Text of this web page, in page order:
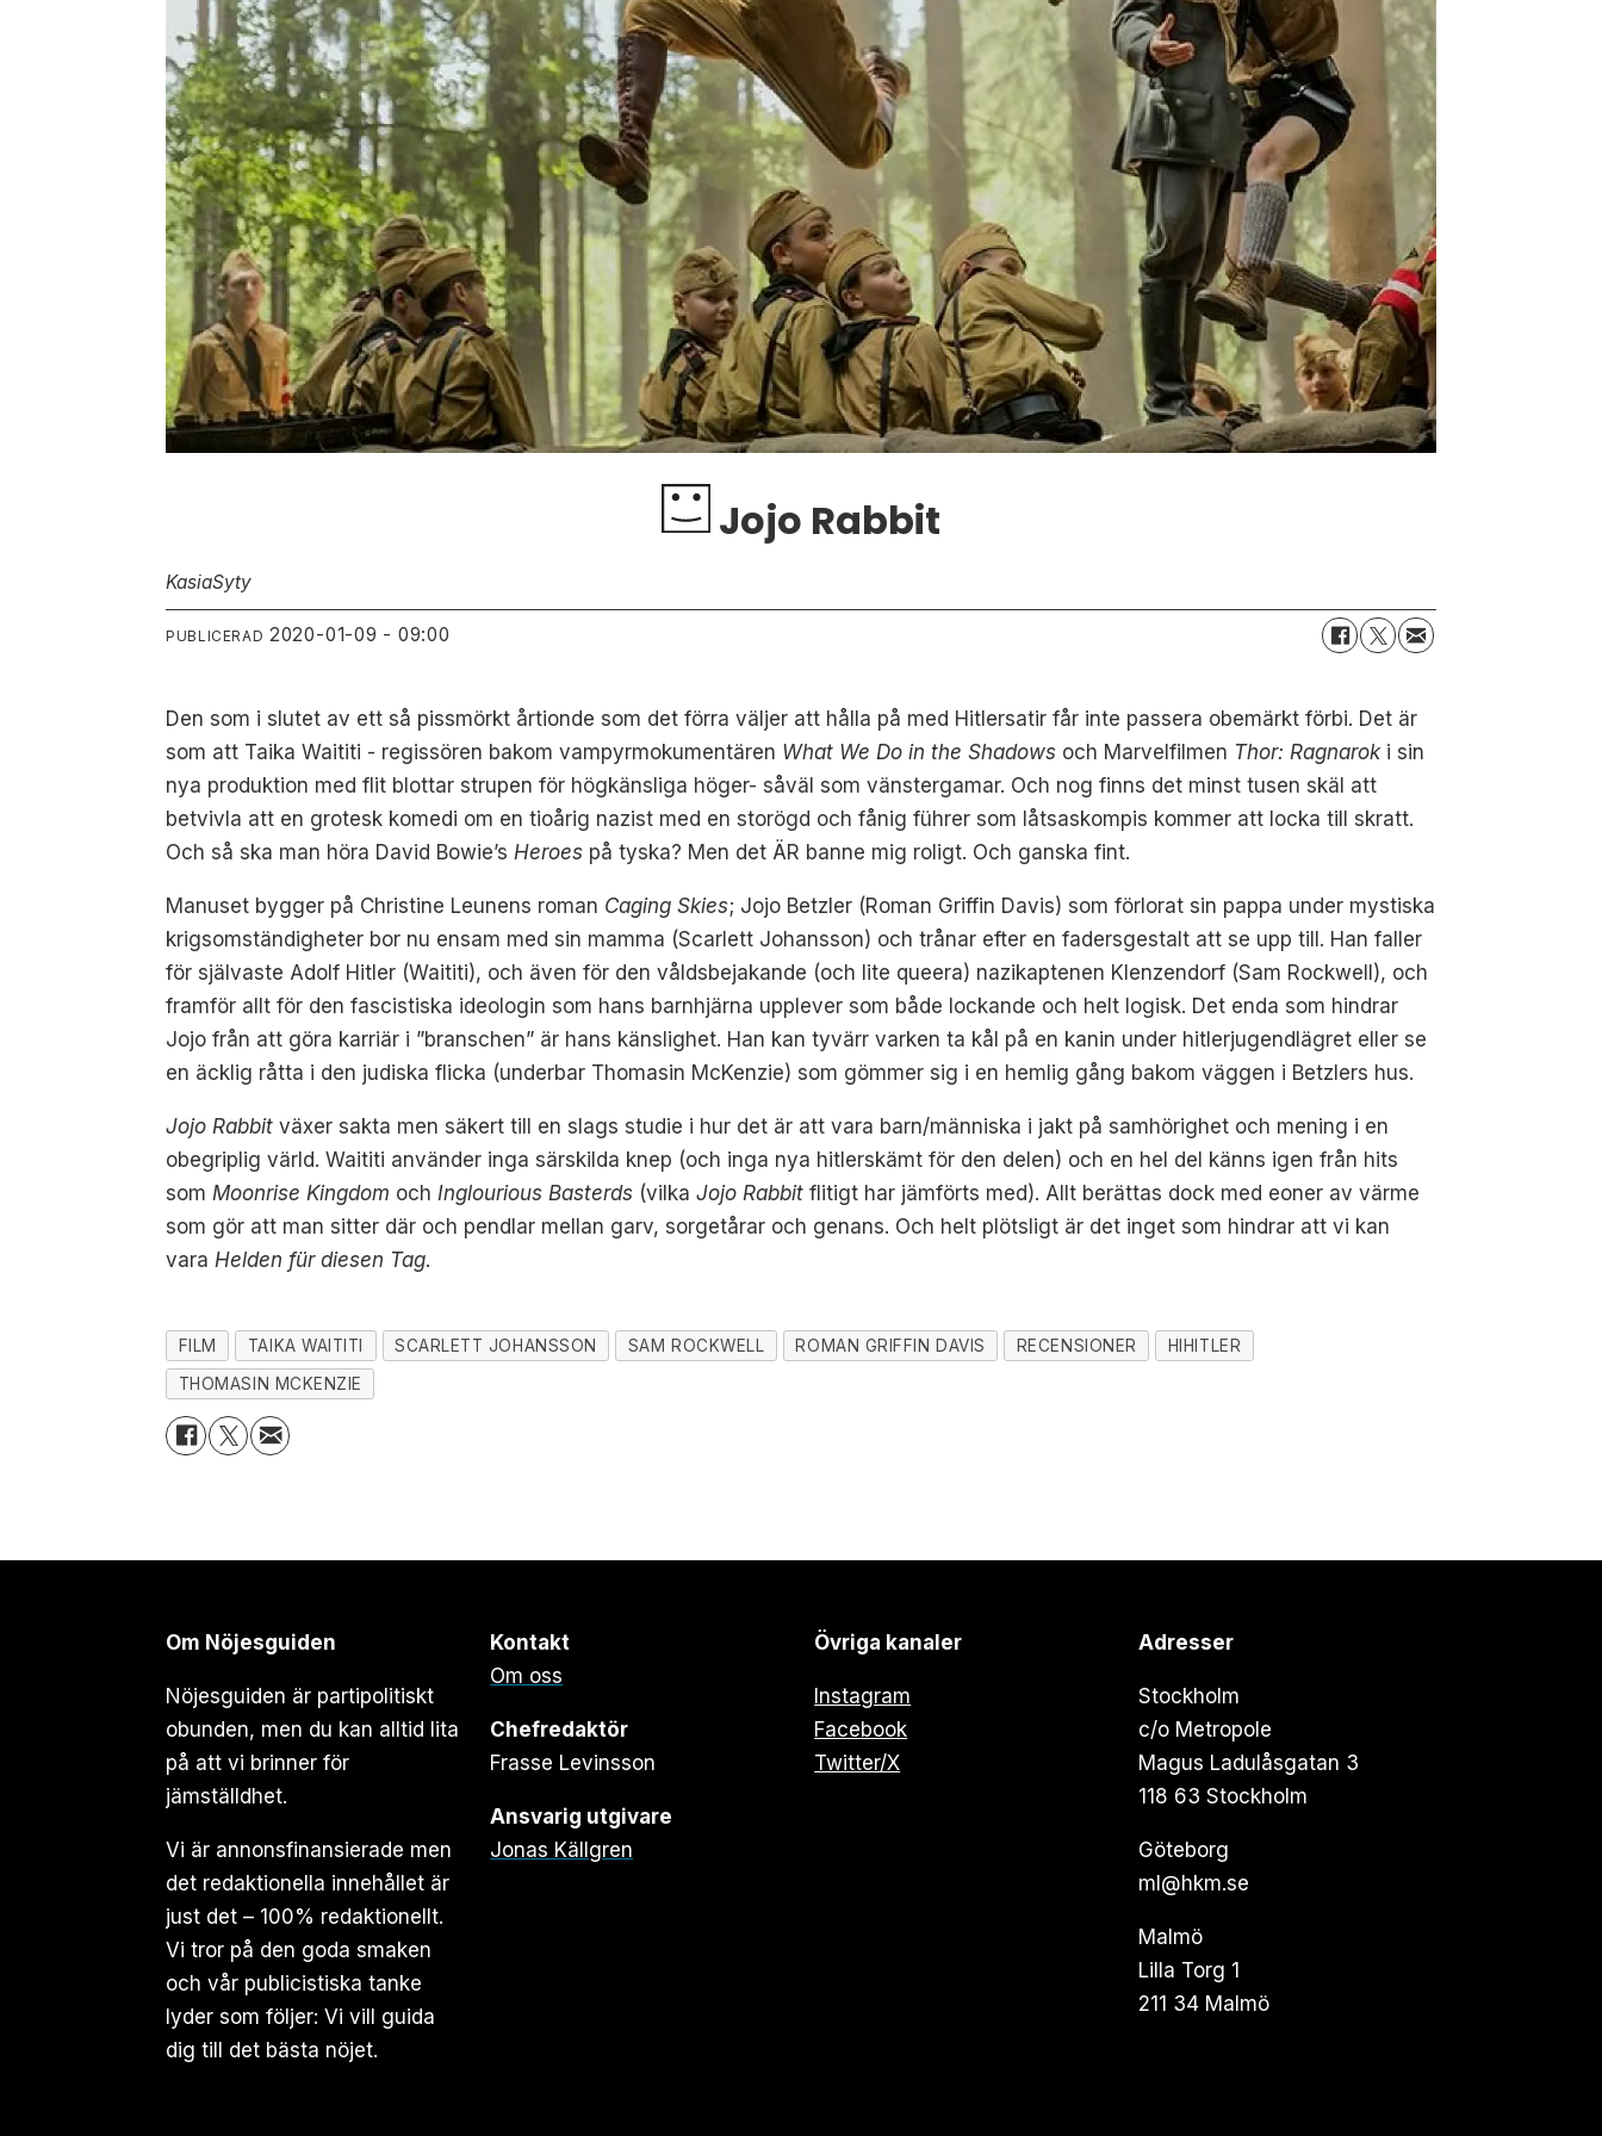
Jojo Rabbit
KasiaSyty
PUBLICERAD 2020-01-09 - 09:00
Den som i slutet av ett så pissmörkt årtionde som det förra väljer att hålla på med Hitlersatir får inte passera obemärkt förbi. Det är
som att Taika Waititi - regissören bakom vampyrmokumentären What We Do in the Shadows och Marvelfilmen Thor: Ragnaroki sin
nya produktion med flit blottar strupen för högkänsliga höger- såväl som vänstergamar. Och nog finns det minst tusen skäl att
betvivla att en grotesk komedi om en tioårig nazist med en storögd och fånig führer som låtsaskompis kommer att locka till skratt.
Och så ska man höra David Bowie’sHeroes på tyska? Men det ÄR banne mig roligt. Och ganska fint.
Manuset bygger på Christine Leunens roman Caging Skies; Jojo Betzler (Roman Griffin Davis) som förlorat sin pappa under mystiska
krigsomständigheter bor nu ensam med sin mamma (Scarlett Johansson) och trånar efter en fadersgestalt att se upp till. Han faller
för självaste Adolf Hitler (Waititi), och även för den våldsbejakande (och lite queera) nazikaptenen Klenzendorf (Sam Rockwell), och
framför allt för den fascistiska ideologin som hans barnhjärna upplever som både lockande och helt logisk. Det enda som hindrar
Jojo från att göra karriär i ”branschen” är hans känslighet. Han kan tyvärr varken ta kål på en kanin under hitlerjugendlägret eller se
en äcklig råtta i den judiska flicka (underbar Thomasin McKenzie) som gömmer sig i en hemlig gång bakom väggen i Betzlers hus.
Jojo Rabbit växer sakta men säkert till en slags studie i hur det är att vara barn/människa i jakt på samhörighet och mening i en
obegriplig värld. Waititi använder inga särskilda knep (och inga nya hitlerskämt för den delen) och en hel del känns igen från hits
somMoonrise Kingdom och Inglourious Basterds (vilkaJojo Rabbit flitigt har jämförts med). Allt berättas dock med eoner av värme
som gör att man sitter där och pendlar mellan garv, sorgetårar och genans. Och helt plötsligt är det inget som hindrar att vi kan
varaHelden für diesen Tag.
FILM TAIKA WAITITI SCARLETT JOHANSSON SAM ROCKWELL ROMAN GRIFFIN DAVIS RECENSIONER
HIHITLER
THOMASIN MCKENZIE
Om Nöjesguiden
Nöjesguiden är partipolitiskt
obunden, men du kan alltid lita
på att vi brinner för
jämställdhet.
Vi är annonsfinansierade men
det redaktionella innehållet är
just det – 100% redaktionellt.
Vi tror på den goda smaken
och vår publicistiska tanke
lyder som följer: Vi vill guida
dig till det bästa nöjet.
Kontakt
Om oss
Chefredaktör
Frasse Levinsson
Ansvarig utgivare
Jonas Källgren
Övriga kanaler
Instagram
Facebook
Twitter/X
Adresser
Stockholm
c/o Metropole
Magus Ladulåsgatan 3
118 63 Stockholm
Göteborg
ml@hkm.se
Malmö
Lilla Torg 1
211 34 Malmö